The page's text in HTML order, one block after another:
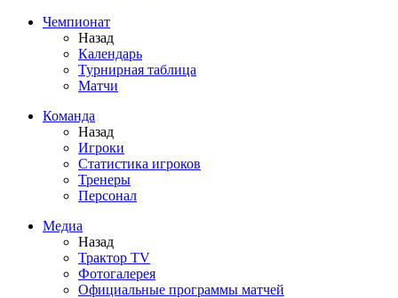
Чемпионат
Назад
Календарь
Турнирная таблица
Матчи
Команда
Назад
Игроки
Статистика игроков
Тренеры
Персонал
Медиа
Назад
Трактор TV
Фотогалерея
Официальные программы матчей